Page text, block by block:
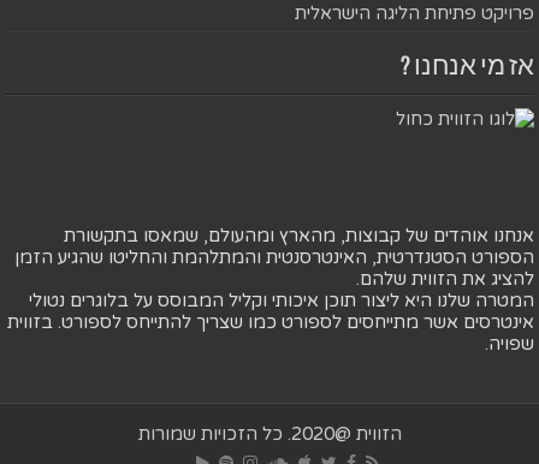
פרויקט פתיחת הליגה הישראלית
אז מי אנחנו ?
אנחנו אוהדים של קבוצות, מהארץ ומהעולם, שמאסו בתקשורת
הספורט הסטנדרטית, האינטרסנטית והמתלהמת והחליטו שהגיע הזמן
להציג את הזווית שלהם.
המטרה שלנו היא ליצור תוכן איכותי וקליל המבוסס על בלוגרים נטולי
אינטרסים אשר מתייחסים לספורט כמו שצריך להתייחס לספורט. בזווית
שפויה.
הזווית @2020. כל הזכויות שמורות